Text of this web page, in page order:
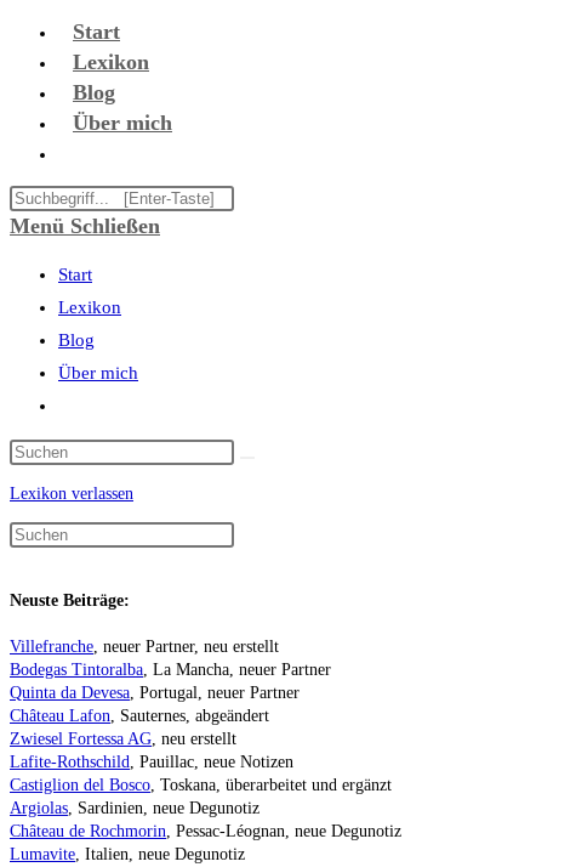
Zum
Start
Lexikon
Blog
Über mich
Suche
umschalten
Diese
Website
Menü Schließen
Start
Lexikon
Blog
Über mich
Suche
umschalten
Lexikon verlassen
Neuste Beiträge:
Villefranche, neuer Partner, neu erstellt
Bodegas Tintoralba, La Mancha, neuer Partner
Quinta da Devesa, Portugal, neuer Partner
Château Lafon, Sauternes, abgeändert
Zwiesel Fortessa AG, neu erstellt
Lafite-Rothschild, Pauillac, neue Notizen
Castiglion del Bosco, Toskana, überarbeitet und ergänzt
Argiolas, Sardinien, neue Degunotiz
Château de Rochmorin, Pessac-Léognan, neue Degunotiz
Lumavite, Italien, neue Degunotiz